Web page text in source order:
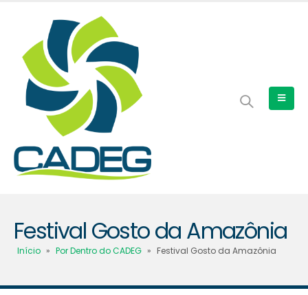
Festival Gosto da Amazônia
Início » Por Dentro do CADEG » Festival Gosto da Amazônia